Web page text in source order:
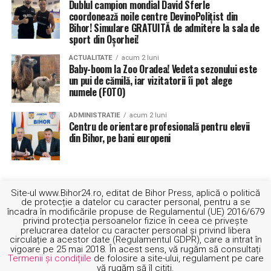
Activitatea operatorilor economici este extinsă până la
ora 2.00, deci, de la ora 5.00 dimineaţa până la ora 2.00
dimineaţa. Activitatea din baruri, cluburi şi discoteci e
permisă fără a depăşi 70% din capacitatea maximă a
spaţiului în intervalul orar 5.00-2.00, dacă toate
persoanele sunt vaccinate împotriva virusului SARS-
CoV-2″, a mai declarat Cîţu.
Se elimină limitarea gradului de ocupare a structurilor
de primire turistice cu funcţiuni de cazare turistică.
capacitatea maximă.
ETICHETE: 1 IULIE FLORIN CITU
MASURI DE RELAXARE
RECOMANDAT
URMATORUL
Dublul campion mondial David Sferle
coordonează noile centre DevinoPolițist din
Bihor! Simulare GRATUITĂ de admitere la sala de
sport din Oșorhei!
ACTUALITATE acum 2 luni
Baby-boom la Zoo Oradea! Vedeta sezonului este
un pui de cămilă, iar vizitatorii îi pot alege
numele (FOTO)
ADMINISTRATIE acum 2 luni
Centru de orientare profesională pentru elevii
din Bihor, pe bani europeni
Site-ul www.Bihor24.ro, editat de Bihor Press, aplică o politică
de protecție a datelor cu caracter personal, pentru a se
încadra în modificările propuse de Regulamentul (UE) 2016/679
privind protecția persoanelor fizice în ceea ce privește
prelucrarea datelor cu caracter personal și privind libera
circulație a acestor date (Regulamentul GDPR), care a intrat în
vigoare pe 25 mai 2018. În acest sens, vă rugăm să consultați
Termenii și condițiile de folosire a site-ului, regulament pe care
vă rugăm să îl citiți.